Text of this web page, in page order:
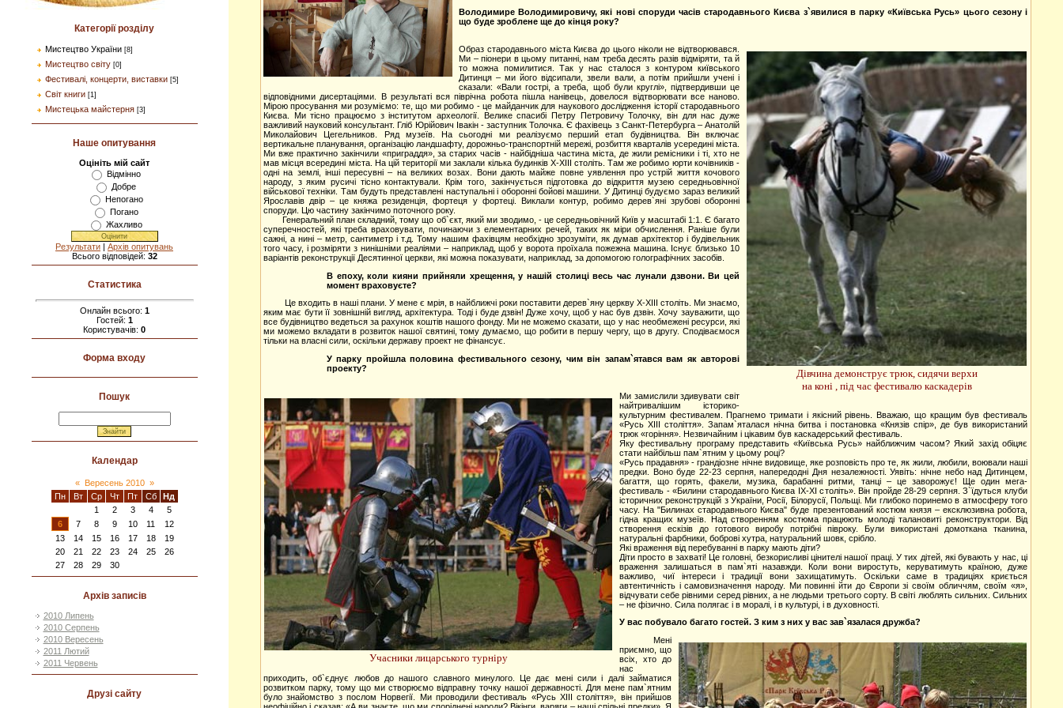
Категорії розділу
Мистецтво України [8]
Мистецтво світу [0]
Фестивалі, концерти, виставки [5]
Світ книги [1]
Мистецька майстерня [3]
Наше опитування
Оцініть мій сайт
Відмінно
Добре
Непогано
Погано
Жахливо
Результати | Архів опитувань
Всього відповідей: 32
Статистика
Онлайн всього: 1
Гостей: 1
Користувачів: 0
Форма входу
Пошук
Календар
« Вересень 2010 »
Пн
Вт Ср Чт Пт Сб
Нд
1
2 3 4
5
6
7 8 9 10 11
12
13
14 15 16 17 18
19
20
21 22 23 24 25
26
27
28 29 30
Архів записів
2010 Липень
2010 Серпень
2010 Вересень
2011 Лютий
2011 Червень
Друзі сайту
Володимире Володимировичу, які нові споруди часів стародавнього Києва з`явилися в парку «Київська Русь» цього сезону і
що буде зроблене ще до кінця року?
Дівчина демонструє трюк, сидячи верхи
на коні , під час фестивалю каскадерів
Образ стародавнього міста Києва до цього ніколи не відтворювався.
Ми – піонери в цьому питанні, нам треба десять разів відміряти, та й
то можна помилитися. Так у нас сталося з контуром київського
Дитинця – ми його відсипали, звели вали, а потім прийшли учені і
сказали: «Вали гострі, а треба, щоб були круглі», підтвердивши це
відповідними дисертаціями. В результаті вся піврічна робота пішла нанівець, довелося відтворювати все наново.
Мірою просування ми розуміємо: те, що ми робимо - це майданчик для наукового дослідження історії стародавнього
Києва. Ми тісно працюємо з інститутом археології. Велике спасибі Петру Петровичу Толочку, він для нас дуже
важливий науковий консультант. Гліб Юрійович Івакін - заступник Толочка. Є фахівець з Санкт-Петербурга – Анатолій
Миколайович Цегельников. Ряд музеїв. На сьогодні ми реалізуємо перший етап будівництва. Він включає
вертикальне планування, організацію ландшафту, дорожньо-транспортній мережі, розбиття кварталів усередині міста.
Ми вже практично закінчили «приграддя», за старих часів - найбідніша частина міста, де жили ремісники і ті, хто не
мав місця всередині міста. На цій території ми заклали кілька будинків X-XIII століть. Там же робимо юрти кочівників -
одні на землі, інші пересувні – на великих возах. Вони дають майже повне уявлення про устрій життя кочового
народу, з яким русичі тісно контактували. Крім того, закінчується підготовка до відкриття музею середньовічної
військової техніки. Там будуть представлені наступальні і оборонні бойові машини. У Дитинці будуємо зараз великий
Ярославів двір – це княжа резиденція, фортеця у фортеці. Виклали контур, робимо дерев`яні зрубові оборонні
споруди. Цю частину закінчимо поточного року.
Генеральний план складний, тому що об`єкт, який ми зводимо, - це середньовічний Київ у масштабі 1:1. Є багато
суперечностей, які треба враховувати, починаючи з елементарних речей, таких як міри обчислення. Раніше були
сажні, а нині – метр, сантиметр і т.д. Тому нашим фахівцям необхідно зрозуміти, як думав архітектор і будівельник
того часу, і розміряти з нинішніми реаліями – наприклад, щоб у ворота проїхала пожежна машина. Існує близько 10
варіантів реконструкції Десятинної церкви, які можна показувати, наприклад, за допомогою голографічних засобів.
В епоху, коли кияни прийняли хрещення, у нашій столиці весь час лунали дзвони. Ви цей
момент враховуєте?
Це входить в наші плани. У мене є мрія, в найближчі роки поставити дерев`яну церкву X-XIII століть. Ми знаємо,
яким має бути її зовнішній вигляд, архітектура. Тоді і буде дзвін! Дуже хочу, щоб у нас був дзвін. Хочу зауважити, що
все будівництво ведеться за рахунок коштів нашого фонду. Ми не можемо сказати, що у нас необмежені ресурси, які
ми можемо вкладати в розвиток нашої святині, тому думаємо, що робити в першу чергу, що в другу. Сподіваємося
тільки на власні сили, оскільки державу проект не фінансує.
У парку пройшла половина фестивального сезону, чим він запам`ятався вам як авторові
проекту?
Учасники лицарського турніру
Ми замислили здивувати світ
найтривалішим історико-
культурним фестивалем. Прагнемо тримати і якісний рівень. Вважаю, що кращим був фестиваль
«Русь XIII століття». Запам`яталася нічна битва і постановка «Князів спір», де був використаний
трюк «горіння». Незвичайним і цікавим був каскадерський фестиваль.
Яку фестивальну програму представить «Київська Русь» найближчим часом? Який захід обіцяє
стати найбільш пам`ятним у цьому році?
«Русь прадавня» - грандіозне нічне видовище, яке розповість про те, як жили, любили, воювали наші
предки. Воно буде 22-23 серпня, напередодні Дня незалежності. Уявіть: нічне небо над Дитинцем,
багаття, що горять, факели, музика, барабанні ритми, танці – це заворожує! Ще один мега-
фестиваль - «Билини стародавнього Києва IX-XI століть». Він пройде 28-29 серпня. З`їдуться клуби
історичних реконструкцій з України, Росії, Білорусії, Польщі. Ми глибоко поринемо в атмосферу того
часу. На "Билинах стародавнього Києва" буде презентований костюм князя – ексклюзивна робота,
гідна кращих музеїв. Над створенням костюма працюють молоді талановиті реконструктори. Від
створення ескізів до готового виробу потрібні півроку. Були використані домоткана тканина,
натуральні фарбники, боброві хутра, натуральний шовк, срібло.
Які враження від перебуванні в парку мають діти?
Діти просто в захваті! Це головні, безкорисливі цінителі нашої праці. У тих дітей, які бувають у нас, ці
враження залишаться в пам`яті назавжди. Коли вони виростуть, керуватимуть країною, дуже
важливо, чиї інтереси і традиції вони захищатимуть. Оскільки саме в традиціях криється
автентичність і самовизначення народу. Ми повинні йти до Європи зі своїм обличчям, своїм «я»,
відчувати себе рівними серед рівних, а не людьми третього сорту. В світі люблять сильних. Сильних
– не фізично. Сила полягає і в моралі, і в культурі, і в духовності.
У вас побувало багато гостей. З ким з них у вас зав`язалася дружба?
Мені
приємно, що
всіх, хто до
нас
приходить, об`єднує любов до нашого славного минулого. Це дає мені сили і далі займатися
розвитком парку, тому що ми створюємо відправну точку нашої державності. Для мене пам`ятним
було знайомство з послом Норвегії. Ми проводили фестиваль «Русь XIII століття», він прийшов